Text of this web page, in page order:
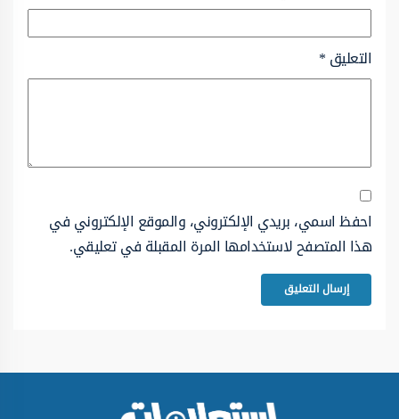
التعليق*
احفظ اسمي، بريدي الإلكتروني، والموقع الإلكتروني في
هذا المتصفح لاستخدامها المرة المقبلة في تعليقي.